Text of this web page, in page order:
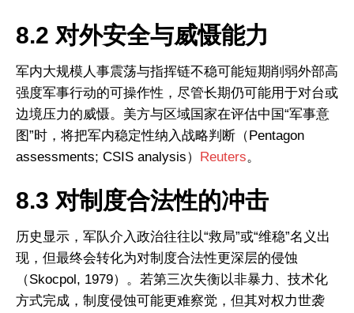
8.2 对外安全与威慑能力
军内大规模人事震荡与指挥链不稳可能短期削弱外部高
强度军事行动的可操作性，尽管长期仍可能用于对台或
边境压力的威慑。美方与区域国家在评估中国“军事意
图”时，将把军内稳定性纳入战略判断（Pentagon
assessments; CSIS analysis） Reuters。
8.3 对制度合法性的冲击
历史显示，军队介入政治往往以“救局”或“维稳”名义出
现，但最终会转化为对制度合法性更深层的侵蚀
（Skocpol, 1979）。若第三次失衡以非暴力、技术化
方式完成，制度侵蚀可能更难察觉，但其对权力世袭